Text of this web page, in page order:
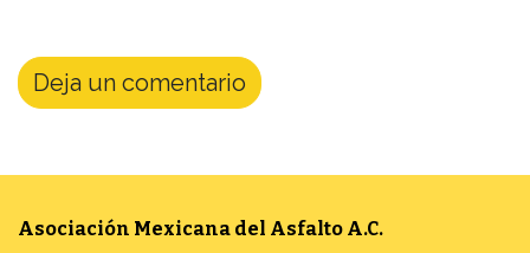
Deja un comentario
Asociación Mexicana del Asfalto A.C.